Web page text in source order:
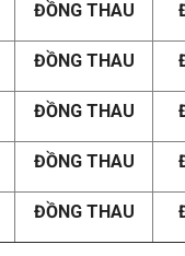
ĐỒNG THAU
ĐỒNG THAU
ĐỒNG THAU
ĐỒNG THAU
ĐỒNG THAU